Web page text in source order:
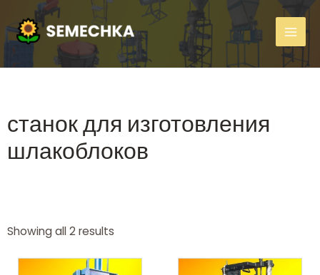
станок для изготовления
шлакоблоков
Showing all 2 results